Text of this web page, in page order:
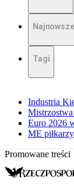
Najnowsze
Tagi
Industria
Euro 2026
ME
Promowane treści